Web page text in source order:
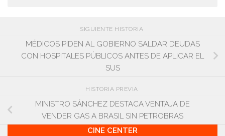
SIGUIENTE HISTORIA
MÉDICOS PIDEN AL GOBIERNO SALDAR DEUDAS
CON HOSPITALES PÚBLICOS ANTES DE APLICAR EL
SUS
HISTORIA PREVIA
MINISTRO SÁNCHEZ DESTACA VENTAJA DE
VENDER GAS A BRASIL SIN PETROBRAS
CINE CENTER